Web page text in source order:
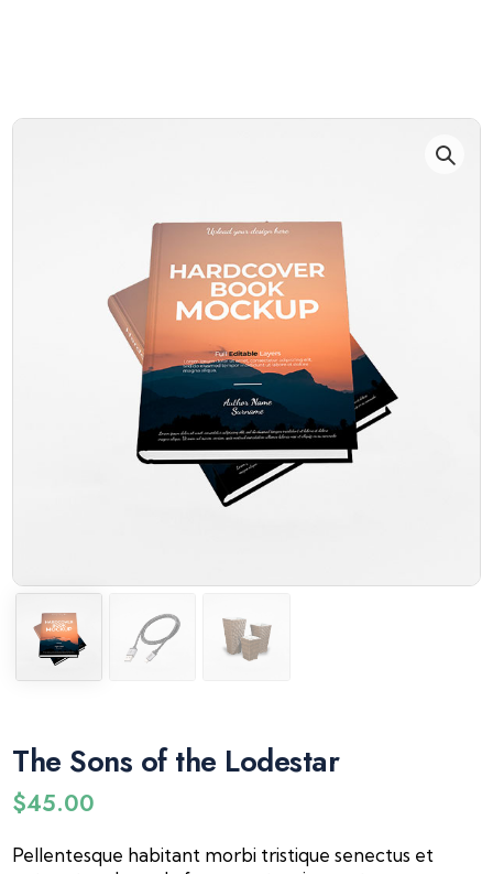
The Sons of the Lodestar
$45.00
Pellentesque habitant morbi tristique senectus et